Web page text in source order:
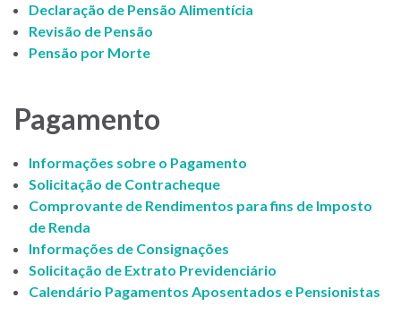
Declaração de Pensão Alimentícia
Revisão de Pensão
Pensão por Morte
Pagamento
Informações sobre o Pagamento
Solicitação de Contracheque
Comprovante de Rendimentos para fins de Imposto
de Renda
Informações de Consignações
Solicitação de Extrato Previdenciário
Calendário Pagamentos Aposentados e Pensionistas